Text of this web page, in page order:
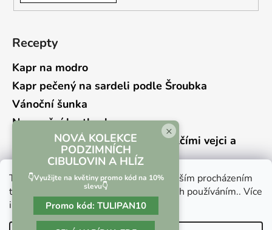
Tento web používá soubory cookie. Dalším procházením
tohoto webu vyjadřujete souhlas s jejich používáním.. Více
informacízde.
Recepty
Kapr na modro
Kapr pečený na sardeli podle Šroubka
Vánoční šunka
Novoroční hrstkovka
Lehký bramborový salát s křepelčími vejci a
kyselou okurkou
Vrácení zboží a reklamace Kontaktní formulář
×
NOVÁ KOLEKCE
PODZIMNÍCH
CIBULOVIN A HLÍZ
👇Využijte na květiny promo kód na 10%
slevu👇
Promo kód: TULIPAN10